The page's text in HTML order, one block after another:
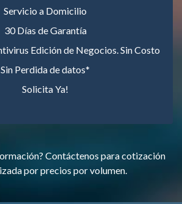
Servicio a Domicilio
30 Días de Garantía
Edición de Negocios. Sin Costo
Sin Perdida de datos*
Solicita Ya!
Contáctenos para cotización
por precios por volumen.